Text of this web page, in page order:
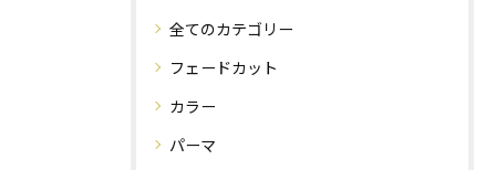
全てのカテゴリー
フェードカット
カラー
パーマ